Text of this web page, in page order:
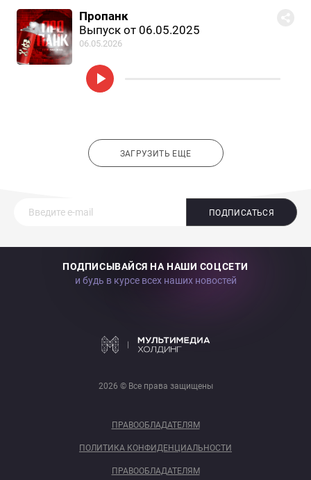
Пропанк
Выпуск от 06.05.2025
06.05.2026
ЗАГРУЗИТЬ ЕЩЕ
ПОДПИСАТЬСЯ
ПОДПИСЫВАЙСЯ НА НАШИ СОЦСЕТИ
и будь в курсе всех наших новостей
2026 © Все права защищены
ПРАВООБЛАДАТЕЛЯМ
ПОЛИТИКА КОНФИДЕНЦИАЛЬНОСТИ
ПРАВООБЛАДАТЕЛЯМ